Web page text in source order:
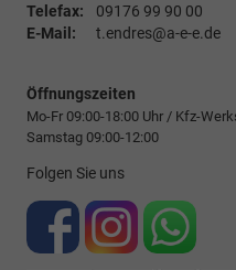
Telefax:
09176 99 90 00
E-Mail:
t.endres@a-e-e.de
Öffnungszeiten
Mo-Fr 09:00-18:00 Uhr / Kfz-
Samstag 09:00-12:00
Folgen Sie uns